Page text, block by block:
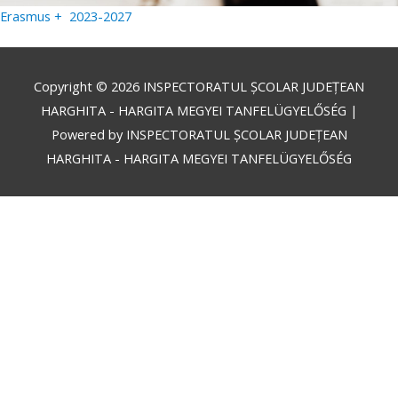
Erasmus + 2023-2027
Copyright © 2026 INSPECTORATUL ȘCOLAR JUDEȚEAN
HARGHITA - HARGITA MEGYEI TANFELÜGYELŐSÉG |
Powered by INSPECTORATUL ȘCOLAR JUDEȚEAN
HARGHITA - HARGITA MEGYEI TANFELÜGYELŐSÉG